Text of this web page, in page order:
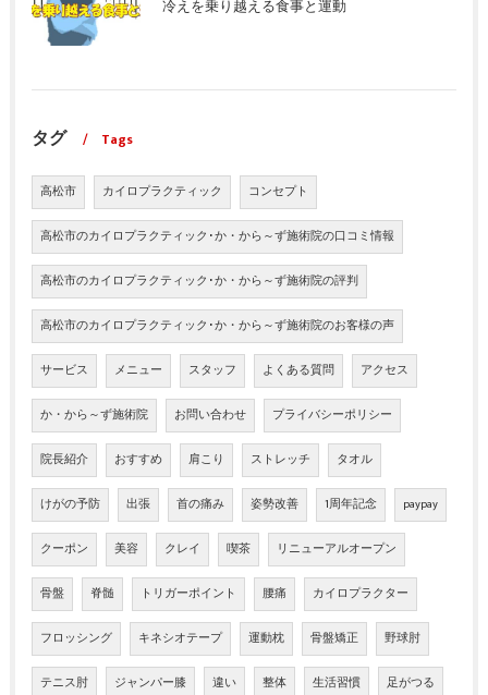
冷えを乗り越える食事と運動
タグ Tags
高松市 カイロプラクティック コンセプト
高松市のカイロプラクティック･か・から～ず施術院の口コミ情報
高松市のカイロプラクティック･か・から～ず施術院の評判
高松市のカイロプラクティック･か・から～ず施術院のお客様の声
サービス メニュー スタッフ よくある質問 アクセス
か・から～ず施術院 お問い合わせ プライバシーポリシー
院長紹介 おすすめ 肩こり ストレッチ タオル
けがの予防 出張 首の痛み 姿勢改善 1周年記念 paypay
クーポン 美容 クレイ 喫茶 リニューアルオープン
骨盤 脊髄 トリガーポイント 腰痛 カイロプラクター
フロッシング キネシオテープ 運動枕 骨盤矯正 野球肘
テニス肘 ジャンパー膝 違い 整体 生活習慣 足がつる